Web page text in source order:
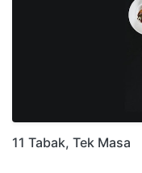
11 Tabak, Tek Masa